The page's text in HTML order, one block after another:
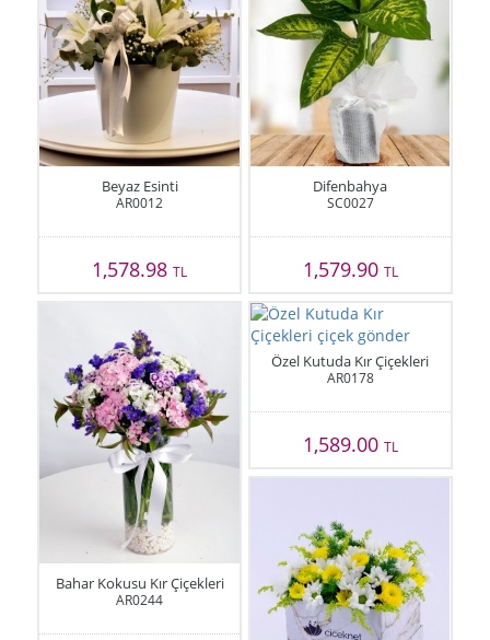
Beyaz Esinti
AR0012
1,578.98TL
Difenbahya
SC0027
1,579.90 TL
Bahar Kokusu Kır Çiçekleri
AR0244
Özel Kutuda Kır Çiçekleri
AR0178
1,589.00 TL